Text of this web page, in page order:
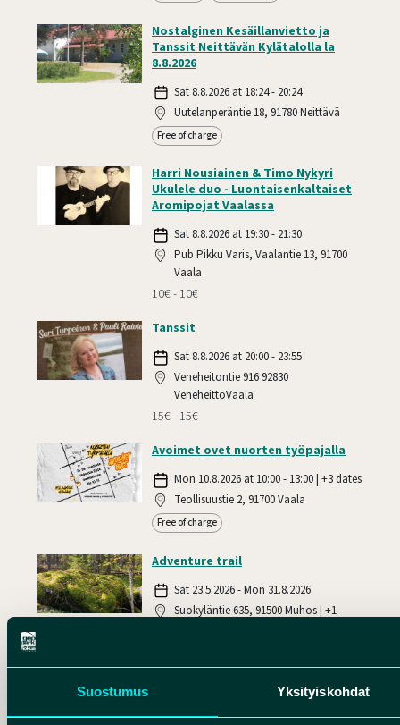
Suostumus Yksityiskohdat
Nostalginen Kesäillanvietto ja
Tanssit Neittävän Kylätalolla la
8.8.2026
Sat 8.8.2026 at 18:24 - 20:24
Uutelanperäntie 18, 91780 Neittävä
Free of charge
Harri Nousiainen & Timo Nykyri
Ukulele duo - Luontaisenkaltaiset
Aromipojat Vaalassa
Sat 8.8.2026 at 19:30 - 21:30
Pub Pikku Varis, Vaalantie 13, 91700
Vaala
10€ - 10€
Tanssit
Sat 8.8.2026 at 20:00 - 23:55
Veneheitontie 916 92830
VeneheittoVaala
15€ - 15€
Avoimet ovet nuorten työpajalla
Mon 10.8.2026 at 10:00 - 13:00 | +3 dates
Teollisuustie 2, 91700 Vaala
Free of charge
Adventure trail
Sat 23.5.2026 - Mon 31.8.2026
Suokyläntie 635, 91500 Muhos | +1